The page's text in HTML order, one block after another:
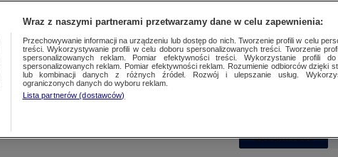
SUBSKRYBUJ
Wraz z naszymi partnerami przetwarzamy dane w celu zapewnienia:
Przechowywanie informacji na urządzeniu lub dostęp do nich. Tworzenie profili w celu
treści. Wykorzystywanie profili w celu doboru spersonalizowanych treści. Tworzenie
spersonalizowanych reklam. Pomiar efektywności treści. Wykorzystanie profili
spersonalizowanych reklam. Pomiar efektywności reklam. Rozumienie odbiorców dzięki
lub kombinacji danych z różnych źródeł. Rozwój i ulepszanie usług.
ograniczonych danych do wyboru reklam.
Lista partnerów (dostawców)